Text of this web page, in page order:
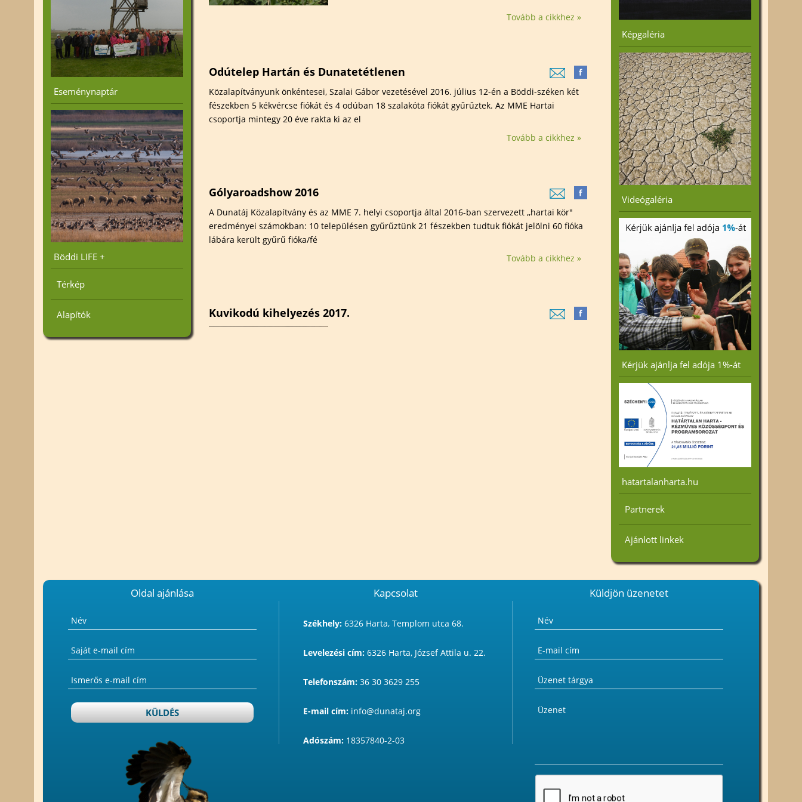
Eseménynaptár
Böddi LIFE +
Térkép
Alapítók
Tovább a cikkhez »
Odútelep Hartán és Dunatetétlenen
Közalapítványunk önkéntesei, Szalai Gábor vezetésével 2016. július 12-én a Böddi-széken két
fészekben 5 kékvércse fiókát és 4 odúban 18 szalakóta fiókát gyűrűztek. Az MME Hartai
csoportja mintegy 20 éve rakta ki az el
Tovább a cikkhez »
Gólyaroadshow 2016
A Dunatáj Közalapítvány és az MME 7. helyi csoportja által 2016-ban szervezett ,,hartai kör"
eredményei számokban: 10 településen gyűrűztünk 21 fészekben tudtuk fiókát jelölni 60 fióka
lábára került gyűrű fióka/fé
Tovább a cikkhez »
Kuvikodú kihelyezés 2017.
Képgaléria
Videógaléria
Kérjük ajánlja fel adója 1%-át
hatartalanharta.hu
Partnerek
Ajánlott linkek
Oldal ajánlása Kapcsolat
Székhely: 6326 Harta, Templom utca 68.
Levelezési cím: 6326 Harta, József Attila u. 22.
Telefonszám: 36 30 3629 255
E-mail cím: info@dunataj.org
Adószám: 18357840-2-03
Küldjön üzenetet